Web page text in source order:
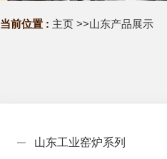
当前位置 : 主页 >>山东产品展示
山东工业窑炉系列